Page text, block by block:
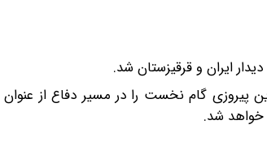
ایران و قرقیزستان شد.
پیروزی گام نخست را در مسیر دفاع از
خواهد شد.